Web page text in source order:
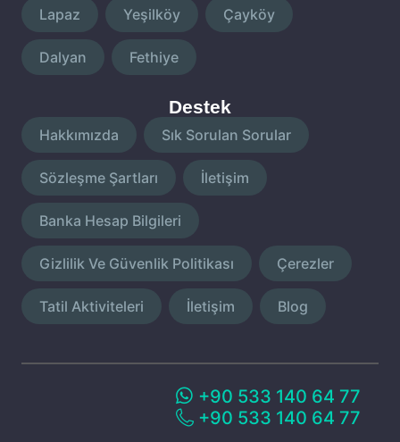
Lapaz Yeşilköy Çayköy
Dalyan Fethiye
Destek
Hakkımızda Sık Sorulan Sorular
Sözleşme Şartları İletişim
Banka Hesap Bilgileri
Gizlilik Ve Güvenlik Politikası Çerezler
Tatil Aktiviteleri İletişim Blog
+90 533 140 64 77
+90 533 140 64 77